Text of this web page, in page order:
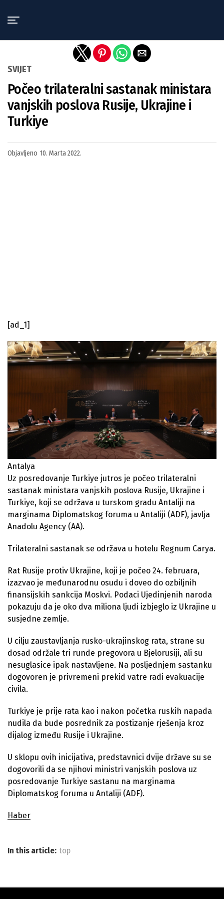
SVIJET
Počeo trilateralni sastanak ministara
vanjskih poslova Rusije, Ukrajine i
Turkiye
Objavljeno 10. Marta 2022.
[ad_1]
Antalya
Uz posredovanje Turkiye jutros je počeo trilateralni
sastanak ministara vanjskih poslova Rusije, Ukrajine i
Turkiye, koji se održava u turskom gradu Antaliji na
marginama Diplomatskog foruma u Antaliji (ADF), javlja
Anadolu Agency (AA).
Trilateralni sastanak se održava u hotelu Regnum Carya.
Rat Rusije protiv Ukrajine, koji je počeo 24. februara,
izazvao je međunarodnu osudu i doveo do ozbiljnih
finansijskih sankcija Moskvi. Podaci Ujedinjenih naroda
pokazuju da je oko dva miliona ljudi izbjeglo iz Ukrajine u
susjedne zemlje.
U cilju zaustavljanja rusko-ukrajinskog rata, strane su
dosad održale tri runde pregovora u Bjelorusiji, ali su
nesuglasice ipak nastavljene. Na posljednjem sastanku
dogovoren je privremeni prekid vatre radi evakuacije
civila.
Turkiye je prije rata kao i nakon početka ruskih napada
nudila da bude posrednik za postizanje rješenja kroz
dijalog između Rusije i Ukrajine.
U sklopu ovih inicijativa, predstavnici dvije države su se
dogovorili da se njihovi ministri vanjskih poslova uz
posredovanje Turkiye sastanu na marginama
Diplomatskog foruma u Antaliji (ADF).
Haber
In this article: top